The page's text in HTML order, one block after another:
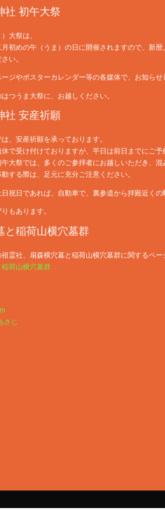
社 初午大祭
大祭は、
初めの午（うま）の日に開催されますので、新
い。
ジやポスターカレンダー等の各媒体で、お知らせ
つうま大祭に、お越しください。
社 安産祈願
、安産祈願を承っております。
で受け付けておりますが、平日は前日までにご予
大祭では、多くのご参拝者にお越しいただき、混
する際は、足元に充分ご注意ください。
祝日であれば、自動車で、裏参道から拝殿近くの
もあります。
と稲荷山横穴墓群
霊社、扇森横穴墓と稲荷山横穴墓群に関するペー
荷山横穴墓群
さじ